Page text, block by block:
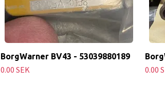
BorgWarner BV43 - 53039880189
0.00 SEK 0.00